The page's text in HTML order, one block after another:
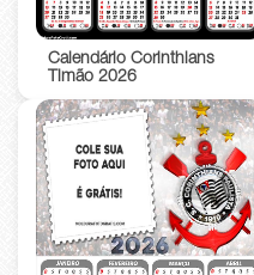
Calendário Corinthians
Timão 2026